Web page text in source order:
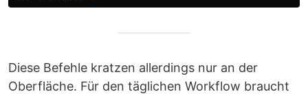
Diese Befehle kratzen allerdings nur an der
Oberfläche. Für den täglichen Workflow braucht